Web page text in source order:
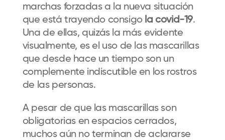
marchas forzadas a la nueva situación
que está trayendo consigo la covid-19.
Una de ellas, quizás la más evidente
visualmente, es el uso de las mascarillas
que desde hace un tiempo son un
complemente indiscutible en los rostros
de las personas.
A pesar de que las mascarillas son
obligatorias en espacios cerrados,
muchos aún no terminan de aclararse